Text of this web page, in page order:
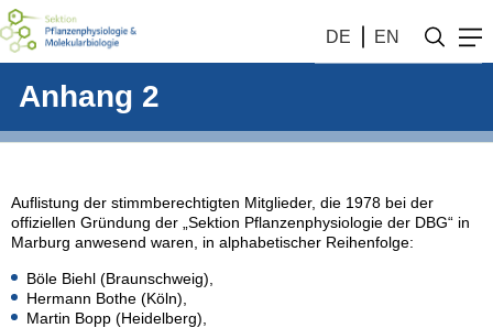
DE EN
Anhang 2
Auflistung der stimmberechtigten Mitglieder, die 1978 bei der
offiziellen Gründung der „Sektion Pflanzenphysiologie der DBG“ in
Marburg anwesend waren, in alphabetischer Reihenfolge:
Böle Biehl (Braunschweig),
Hermann Bothe (Köln),
Martin Bopp (Heidelberg),